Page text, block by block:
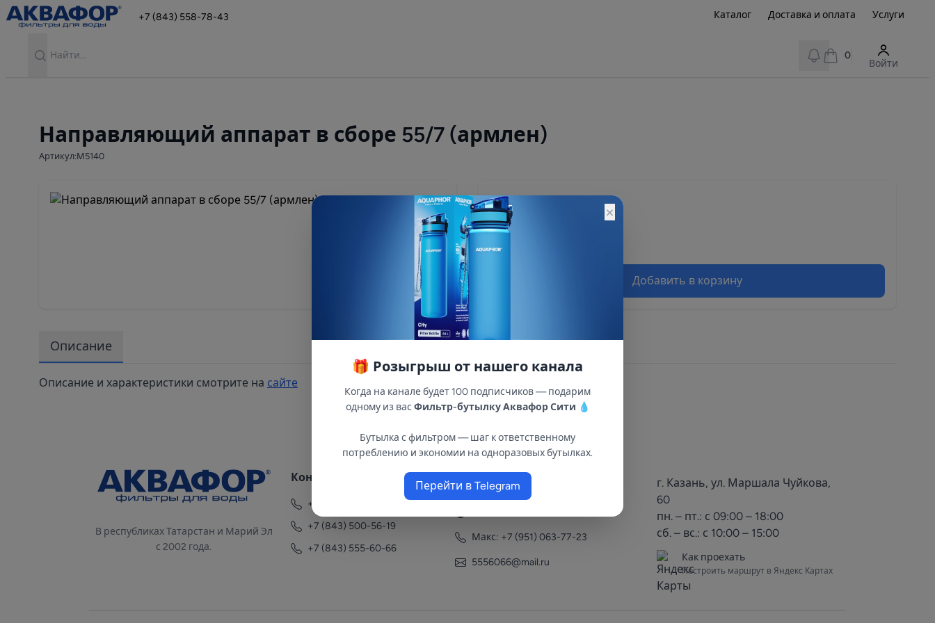
+7 (843) 558-78-43 Каталог Доставка и оплата Услуги
View notifications
0
Войти
Направляющий аппарат в сборе 55/7 (армлен)
Артикул:М5140
310 ₽
Остатки:
Добавить в корзину
Описание
Описание и характеристики смотрите на сайте
В республиках Татарстан и Марий Эл
с 2002 года.
Контакты
+7 (843) 558-78-43
+7 (843) 500-56-19
+7 (843) 555-60-66
+7 (951) 063-77-23
Макс: +7 (951) 063-77-23
5556066@mail.ru
г. Казань, ул. Маршала Чуйкова,
60
пн. – пт.: с 09:00 – 18:00
сб. – вс.: с 10:00 – 15:00
Как проехать
Построить маршрут в Яндекс Картах
×
🎁 Розыгрыш от нашего канала
Когда на канале будет 100 подписчиков — подарим
одному из вас Фильтр-бутылку Аквафор Сити 💧
Бутылка с фильтром — шаг к ответственному
потреблению и экономии на одноразовых бутылках.
Перейти в Telegram